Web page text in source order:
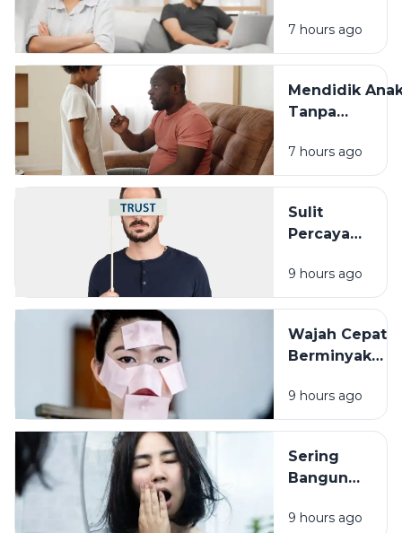
Dampaknya
pada
dengan
Keluarga
7 hours ago
Mendidik
Tanpa
Cara
yang Sering
7 hours ago
Sulit
Percaya
Pengalaman
Masa Lalu
Punya Peran
9 hours ago
Wajah Cepat
Berminyak
Karena
Cuaca, Ini
Kemungkinan
Penyebabnya
9 hours ago
Sering
Bangun
Wajah
9 hours ago